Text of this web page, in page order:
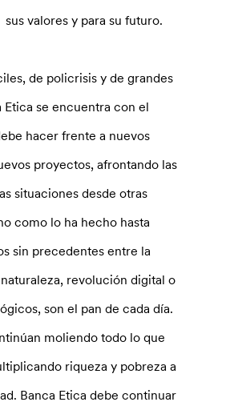
valores y para su futuro.
de policrisis y de grandes
Etica se encuentra con el
hacer frente a nuevos
proyectos, afrontando las
situaciones desde otras
como lo ha hecho hasta
sin precedentes entre la
revolución digital o
son el pan de cada día.
moliendo todo lo que
riqueza y pobreza a
Banca Etica debe continuar